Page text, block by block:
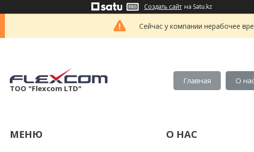
Создать сайт на Satu.kz
Сейчас у компании нерабочее
ТОО "Flexcom LTD"
Главная О
О НАС